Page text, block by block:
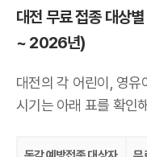
대전 무료 접종 대상
~ 2026년)
대전의 각 어린이, 영
시기는 아래 표를 확인